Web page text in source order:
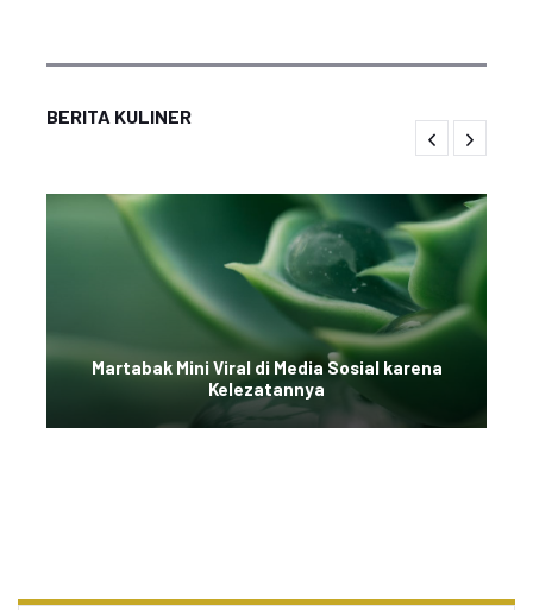
BERITA KULINER
Martabak Mini Viral di Media Sosial karena
Kelezatannya